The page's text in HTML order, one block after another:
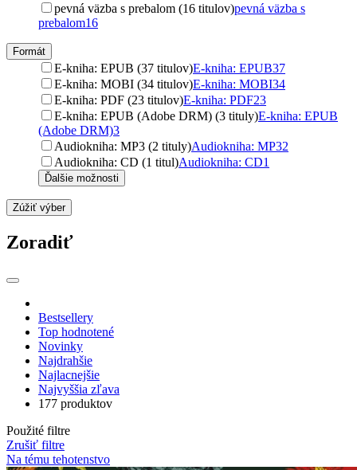
pevná väzba s prebalom (16 titulov)pevná väzba s
prebalom16
Formát
E-kniha: EPUB (37 titulov)E-kniha: EPUB37
E-kniha: MOBI (34 titulov)E-kniha: MOBI34
E-kniha: PDF (23 titulov)E-kniha: PDF23
E-kniha: EPUB (Adobe DRM) (3 tituly)E-kniha: EPUB
(Adobe DRM)3
Audiokniha: MP3 (2 tituly)Audiokniha: MP32
Audiokniha: CD (1 titul)Audiokniha: CD1
Ďalšie možnosti
Zúžiť výber
Zoradiť
Bestsellery
Top hodnotené
Novinky
Najdrahšie
Najlacnejšie
Najvyššia zľava
177 produktov
Použité filtre
Zrušiť filtre
Na tému tehotenstvo